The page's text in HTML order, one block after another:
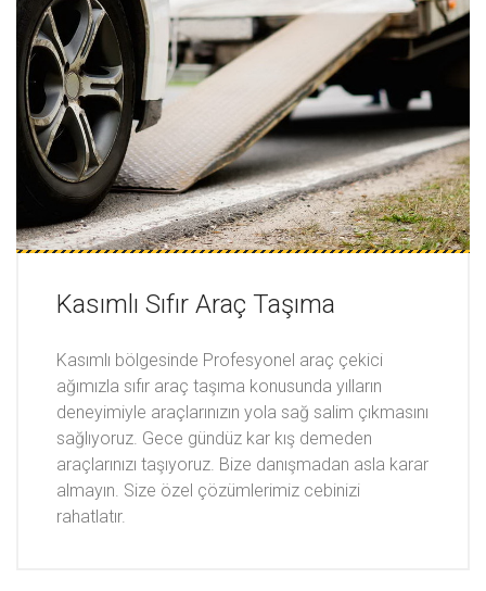
Kasımlı Sıfır Araç Taşıma
Kasımlı bölgesinde Profesyonel araç çekici
ağımızla sıfır araç taşıma konusunda yılların
deneyimiyle araçlarınızın yola sağ salim çıkmasını
sağlıyoruz. Gece gündüz kar kış demeden
araçlarınızı taşıyoruz. Bize danışmadan asla karar
almayın. Size özel çözümlerimiz cebinizi
rahatlatır.